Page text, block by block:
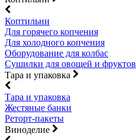
Коптильни
Для горячего копчения
Для холодного копчения
Оборудование для колбас
Сушилки для овощей и фруктов
Тара и упаковка
Тара и упаковка
Жестяные банки
Реторт-пакеты
Виноделие